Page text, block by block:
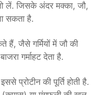
लें. जिसके अंदर मक्का, जौ,
सकता है.
जैसे गर्मियों में जौ की
गर्माहट देता है.
प्रोटीन की पूर्ति होती है.